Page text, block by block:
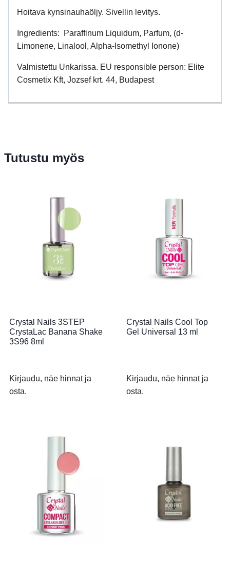
Hoitava kynsinauhaöljy. Sivellin levitys.
Ingredients: Paraffinum Liquidum, Parfum, (d-
Limonene, Linalool, Alpha-Isomethyl Ionone)
Valmistettu Unkarissa. EU responsible person: Elite
Cosmetix Kft, Jozsef krt. 44, Budapest
Tutustu myös
Crystal Nails 3STEP
CrystaLac Banana Shake
3S96 8ml
Kirjaudu, näe hinnat ja
osta.
Crystal Nails Cool Top
Gel Universal 13 ml
Kirjaudu, näe hinnat ja
osta.